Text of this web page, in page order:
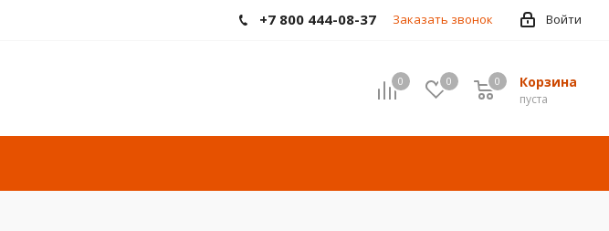
Войти
+7 800 444-08-37 Заказать звонок
0 0 Корзина
пуста
0